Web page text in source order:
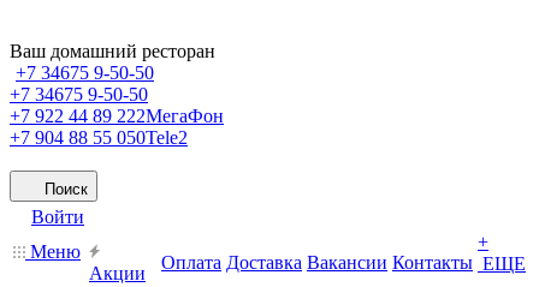
Ваш домашний ресторан
+7 34675 9-50-50
+7 34675 9-50-50
+7 922 44 89 222МегаФон
+7 904 88 55 050Tele2
Поиск
Войти
Меню
Акции
Оплата Доставка Вакансии Контакты
+
ЕЩЕ